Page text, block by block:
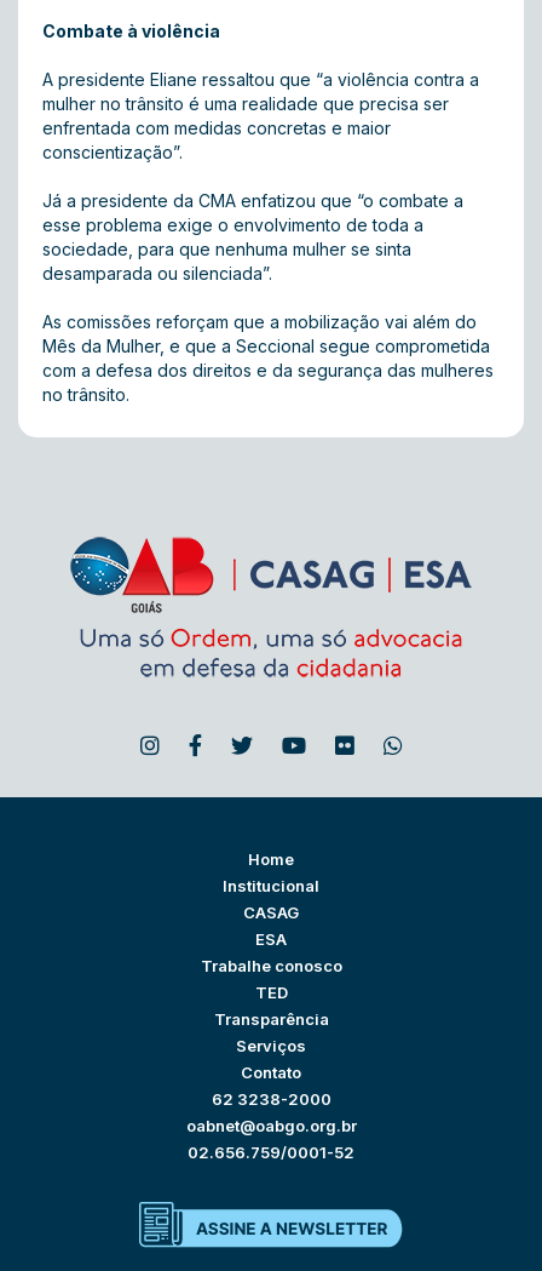
Combate à violência
A presidente Eliane ressaltou que “a violência contra a
mulher no trânsito é uma realidade que precisa ser
enfrentada com medidas concretas e maior
conscientização”.
Já a presidente da CMA enfatizou que “o combate a
esse problema exige o envolvimento de toda a
sociedade, para que nenhuma mulher se sinta
desamparada ou silenciada”.
As comissões reforçam que a mobilização vai além do
Mês da Mulher, e que a Seccional segue comprometida
com a defesa dos direitos e da segurança das mulheres
no trânsito.
Home
Institucional
CASAG
ESA
Trabalhe conosco
TED
Transparência
Serviços
Contato
62 3238-2000
oabnet@oabgo.org.br
02.656.759/0001-52